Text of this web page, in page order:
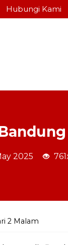
Hubungi Kami
2025
2 Malam